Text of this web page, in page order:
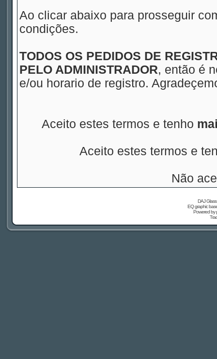
Ao clicar abaixo para prosseguir
condições.
TODOS OS PEDIDOS DE
PELO ADMINISTRADOR, então é
e/ou horario de registro.
Aceito estes termos e tenho
Aceito estes termos e
Não
DAJ
EQ graphic
Powered by